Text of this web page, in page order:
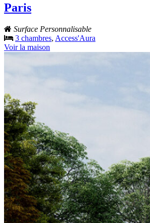
Paris
Surface Personnalisable
3 chambres, Access'Aura
Voir la maison